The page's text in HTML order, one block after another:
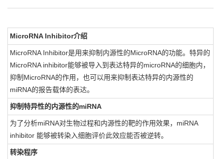
MicroRNA Inhibitor介绍
MicroRNA Inhibitor是用来抑制内源性的MicroRNA的功能。特异的
MicroRNA inhibitor能够被导入到表达特异的microRNA的细胞内，
抑制MicroRNA的作用，也可以用来抑制表达特异的内源性的
miRNA的报告载体的表达。
抑制特异性的内源性的miRNA
为了分析miRNA对生物过程和内源性的靶的作用效果，miRNA
inhibitor 能够被转染入细胞评价此效应能否被逆转。
转染程序